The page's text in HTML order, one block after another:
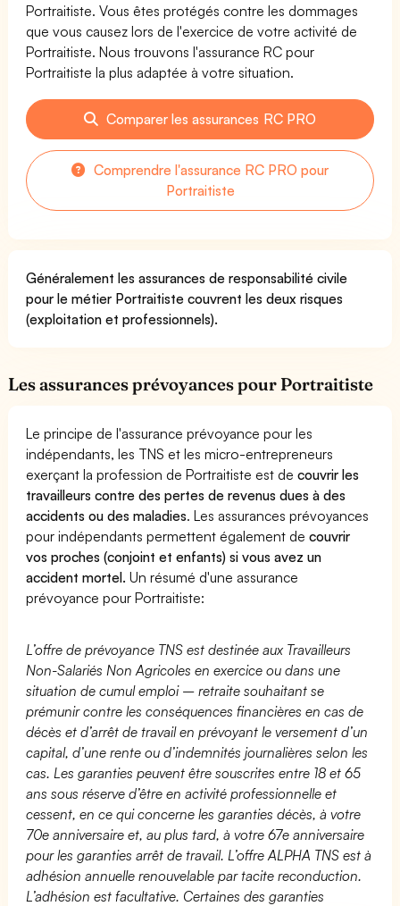
Portraitiste. Vous êtes protégés contre les dommages
que vous causez lors de l'exercice de votre activité de
Portraitiste. Nous trouvons l'assurance RC pour
Portraitiste la plus adaptée à votre situation.
Comparer les assurances RC PRO
Comprendre l'assurance RC PRO pour
Portraitiste
Généralement les assurances de responsabilité civile
pour le métier Portraitiste couvrent les deux risques
(exploitation et professionnels).
Les assurances prévoyances pour Portraitiste
Le principe de l'assurance prévoyance pour les
indépendants, les TNS et les micro-entrepreneurs
exerçant la profession de Portraitiste est decouvrir les
travailleurs contre des pertes de revenus dues à des
accidents ou des maladies. Les assurances prévoyances
pour indépendants permettent également decouvrir
vos proches (conjoint et enfants) si vous avez un
accident mortel. Un résumé d'une assurance
prévoyance pour Portraitiste:
L’offre de prévoyance TNS est destinée aux Travailleurs
Non-Salariés Non Agricoles en exercice ou dans une
situation de cumul emploi – retraite souhaitant se
prémunir contre les conséquences financières en cas de
décès et d’arrêt de travail en prévoyant le versement d’un
capital, d’une rente ou d’indemnités journalières selon les
cas. Les garanties peuvent être souscrites entre 18 et 65
ans sous réserve d’être en activité professionnelle et
cessent, en ce qui concerne les garanties décès, à votre
70e anniversaire et, au plus tard, à votre 67e anniversaire
pour les garanties arrêt de travail. L’offre ALPHA TNS est à
adhésion annuelle renouvelable par tacite reconduction.
L’adhésion est facultative. Certaines des garanties